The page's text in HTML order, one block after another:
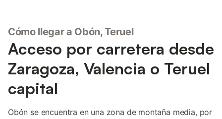
Cómo llegar a Obón, Teruel
Acceso por carretera desde
Zaragoza, Valencia o Teruel
capital
Obón se encuentra en una zona de montaña media, por